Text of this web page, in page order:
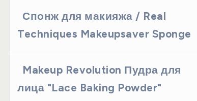
Спонж для макияжа / Real
Techniques Makeupsaver Sponge
Makeup Revolution Пудра для
лица "Lace Baking Powder"